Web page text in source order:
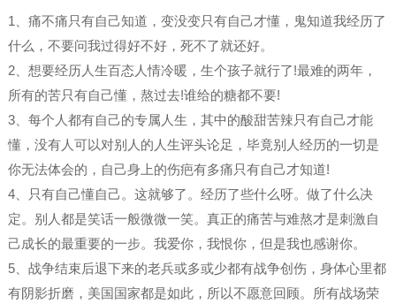
1、痛不痛只有自己知道，变没变只有自己才懂，鬼知道我经历了
什么，不要问我过得好不好，死不了就还好。
2、想要经历人生百态人情冷暖，生个孩子就行了!最难的两年，
所有的苦只有自己懂，熬过去!谁给的糖都不要!
3、每个人都有自己的专属人生，其中的酸甜苦辣只有自己才能
懂，没有人可以对别人的人生评头论足，毕竟别人经历的一切是
你无法体会的，自己身上的伤疤有多痛只有自己才知道!
4、只有自己懂自己。这就够了。经历了些什么呀。做了什么决
定。别人都是笑话一般微微一笑。真正的痛苦与难熬才是刺激自
己成长的最重要的一步。我爱你，我恨你，但是我也感谢你。
5、战争结束后退下来的老兵或多或少都有战争创伤，身体心里都
有阴影折磨，美国国家都是如此，所以不愿意回顾。所有战场荣